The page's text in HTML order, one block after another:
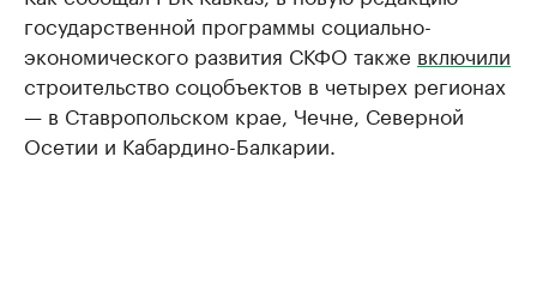
государственной программы социально-
экономического развития СКФО также включили
строительство соцобъектов в четырех регионах
— в Ставропольском крае, Чечне, Северной
Осетии и Кабардино-Балкарии.